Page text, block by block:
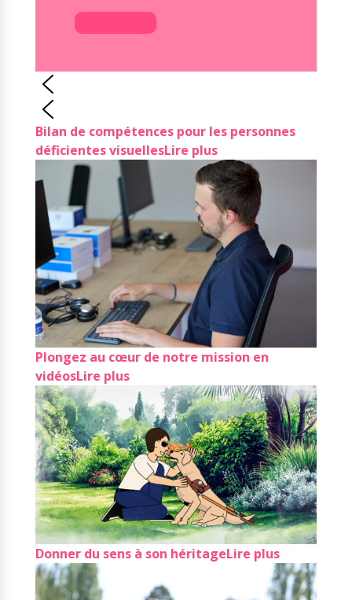
Bilan de compétences pour les personnes
déficientes visuellesLire plus
Plongez au cœur de notre mission en
vidéosLire plus
Donner du sens à son héritageLire plus